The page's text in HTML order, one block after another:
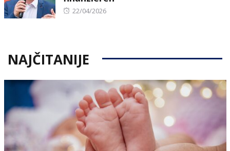
Posted
22/04/2026
NAJČITANIJE